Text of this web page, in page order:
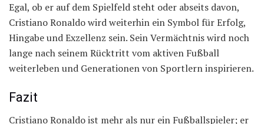
Egal, ob er auf dem Spielfeld steht oder abseits davon,
Cristiano Ronaldo wird weiterhin ein Symbol für Erfolg,
Hingabe und Exzellenz sein. Sein Vermächtnis wird noch
lange nach seinem Rücktritt vom aktiven Fußball
weiterleben und Generationen von Sportlern inspirieren.
Fazit
Cristiano Ronaldo ist mehr als nur ein Fußballspieler; er